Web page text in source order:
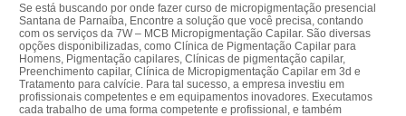
Se está buscando por onde fazer curso de micropigmentação presencial
Santana de Parnaíba, Encontre a solução que você precisa, contando
com os serviços da 7W – MCB Micropigmentação Capilar. São diversas
opções disponibilizadas, como Clínica de Pigmentação Capilar para
Homens, Pigmentação capilares, Clínicas de pigmentação capilar,
Preenchimento capilar, Clínica de Micropigmentação Capilar em 3d e
Tratamento para calvície. Para tal sucesso, a empresa investiu em
profissionais competentes e em equipamentos inovadores. Executamos
cada trabalho de uma forma competente e profissional, e também